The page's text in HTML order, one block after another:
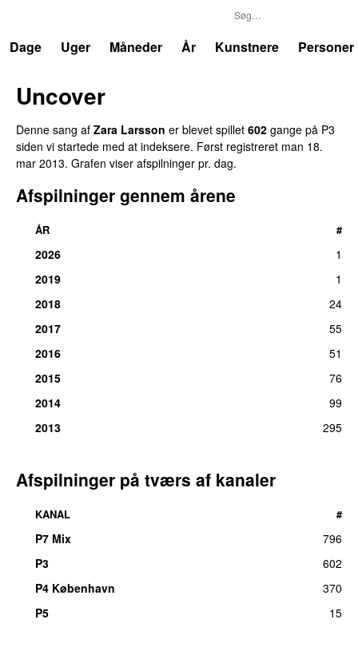
Dage
Uger Måneder År Kunstnere Personer
Uncover
Denne sang af Zara Larsson er blevet spillet 602 gange på P3
siden vi startede med at indeksere. Først registreret man 18.
mar 2013. Grafen viser afspilninger pr. dag.
Afspilninger gennem årene
ÅR #
2026
1
2019
1
2018
24
2017
55
2016
51
2015
76
2014
99
2013
295
Afspilninger på tværs af kanaler
KANAL #
P7 Mix
796
P3
602
P4 København
370
P5
15